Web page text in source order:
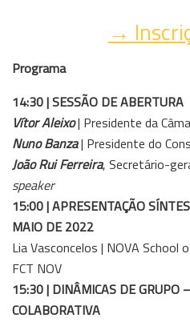
→
Programa
14:30 | SESSÃO DE ABERTURA
Vítor Aleixo| Presidente da
Nuno Banza| Presidente do
João Rui Ferreira, Secretário-
speaker
15:00 | APRESENTAÇÃO
MAIO DE 2022
Lia Vasconcelos | NOVA School
FCT NOV
15:30 | DINÂMICAS DE GRUPO
COLABORATIVA